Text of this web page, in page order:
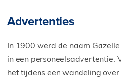
Advertenties
In 1900 werd de naam
in een personeelsadvertentie.
het tijdens een wandeling